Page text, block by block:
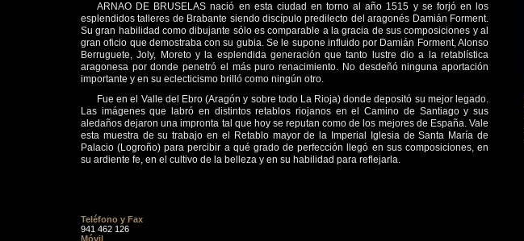
ARNAO DE BRUSELAS nació en esta ciudad en torno al año 1515 y se forjó en los
esplendidos talleres de Brabante siendo discípulo predilecto del aragonés Damián Forment.
Su gran habilidad como dibujante sólo es comparable a la gracia de sus composiciones y al
gran oficio que demostraba con su gubia. Se le supone influido por Damián Forment, Alonso
Berruguete, Joly, Moreto y la esplendida generación que tanto lustre dio a la retablística
aragonesa por donde penetró el más puro renacimiento. No desdeñó ninguna aportación
importante y en su eclecticismo brilló como ningún otro.
Fue en el Valle del Ebro (Aragón y sobre todo La Rioja) donde depositó su mejor legado.
Las imágenes que labró en distintos retablos riojanos en el Camino de Santiago y sus
aledaños dejaron una impronta tal que hoy se reputan como de los mejores de España. Vale
esta muestra de su trabajo en el Retablo mayor de la Imperial Iglesia de Santa María de
Palacio (Logroño) para percibir a qué grado de perfección llegó en sus composiciones, en
su ardiente fe, en el cultivo de la belleza y en su habilidad para reflejarla.
Teléfono y Fax
941 462 126
Móvil